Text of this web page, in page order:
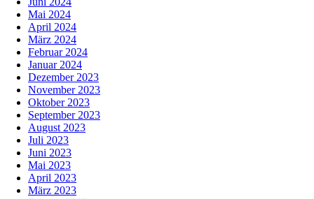
Mai 2024
April 2024
März 2024
Februar 2024
Januar 2024
Dezember 2023
November 2023
Oktober 2023
September 2023
August 2023
Juli 2023
Juni 2023
Mai 2023
April 2023
März 2023